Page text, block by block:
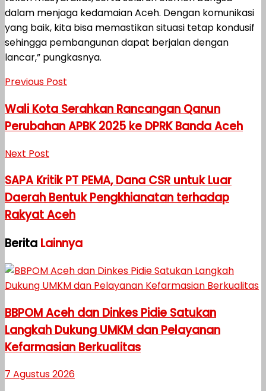
dalam menjaga kedamaian Aceh. Dengan komunikasi
yang baik, kita bisa memastikan situasi tetap kondusif
sehingga pembangunan dapat berjalan dengan
lancar,” pungkasnya.
Previous Post
Wali Kota Serahkan Rancangan Qanun
Perubahan APBK 2025 ke DPRK Banda Aceh
Next Post
SAPA Kritik PT PEMA, Dana CSR untuk Luar
Daerah Bentuk Pengkhianatan terhadap
Rakyat Aceh
Berita Lainnya
BBPOM Aceh dan Dinkes Pidie Satukan
Langkah Dukung UMKM dan Pelayanan
Kefarmasian Berkualitas
7 Agustus 2026